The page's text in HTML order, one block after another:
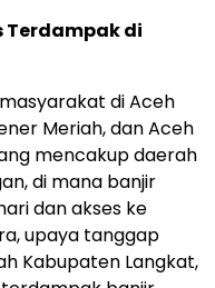
Terdampak di
di Aceh
Meriah, dan Aceh
mencakup daerah
di mana banjir
dan akses ke
upaya tanggap
Kabupaten Langkat,